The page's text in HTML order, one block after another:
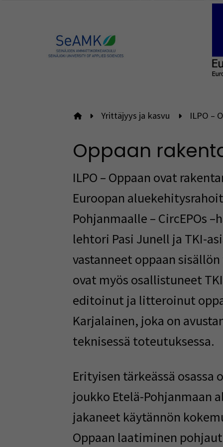
Etusivulle
Yrittäjyys ja kasvu ILPO –
Oppaan
ILPO – Oppaan ovat
Euroopan
Pohjanmaalle – CircEPOs
lehtori Pasi Junell ja TKI-
vastanneet oppaan
ovat myös osallistuneet
editoinut ja litteroinut
Karjalainen, joka on
teknisessä toteutuksessa.
Erityisen tärkeässä osassa
joukko Etelä-Pohjanmaan
jakaneet käytännön
Oppaan laatiminen